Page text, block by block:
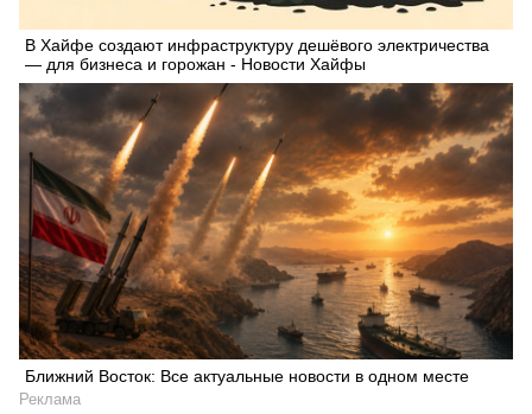
В Хайфе создают инфраструктуру дешёвого электричества
— для бизнеса и горожан - Новости Хайфы
Ближний Восток: Все актуальные новости в одном месте
Реклама